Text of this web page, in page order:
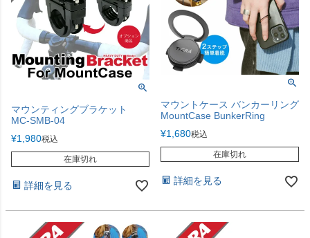
マウンティングブラケット
MC-SMB-04
¥1,980税込
在庫切れ
詳細を見る
マウントケース バンカーリング
MountCase BunkerRing
¥1,680税込
在庫切れ
詳細を見る